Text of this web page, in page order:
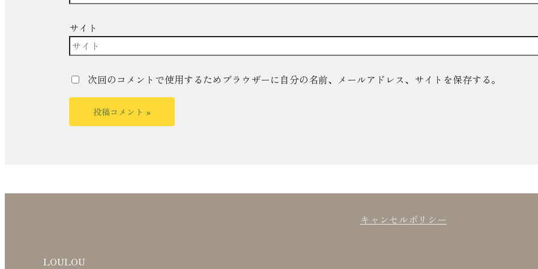
サイト
次回のコメントで使用するためブラウザーに自分の名前、メールアドレス、サイトを保存する。
キャンセルポリシー
LOULOU